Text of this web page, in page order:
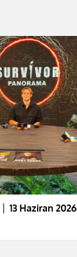
13 Haziran 2026